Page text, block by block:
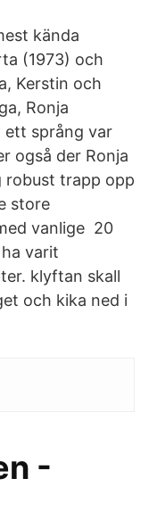
kända
(1973) och
Kerstin och
Ronja
ett språng var
også der Ronja
robust trapp opp
store
vanlige 20
varit
klyftan skall
och kika ned i
-